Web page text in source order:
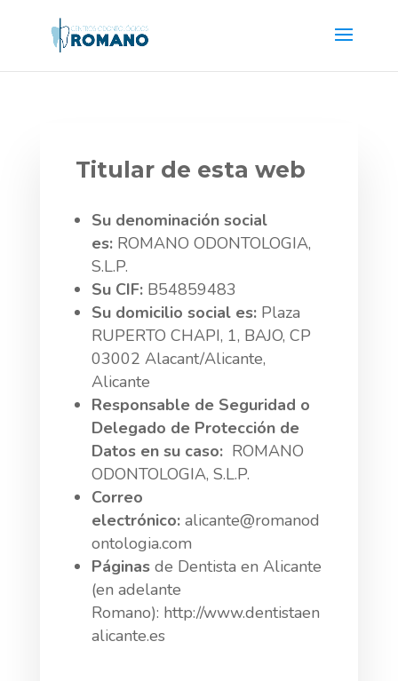
Titular de esta web
Su denominación social
es: ROMANO ODONTOLOGIA,
S.L.P.
Su CIF: B54859483
Su domicilio social es:Plaza
RUPERTO CHAPI, 1, BAJO, CP
03002 Alacant/Alicante,
Alicante
Responsable de Seguridad o
Delegado de Protección de
Datos en su caso:ROMANO
ODONTOLOGIA, S.L.P.
Correo
electrónico: alicante@romanod
ontologia.com
Páginasde Dentista en Alicante
(en adelante
Romano): http://www.dentistaen
alicante.es